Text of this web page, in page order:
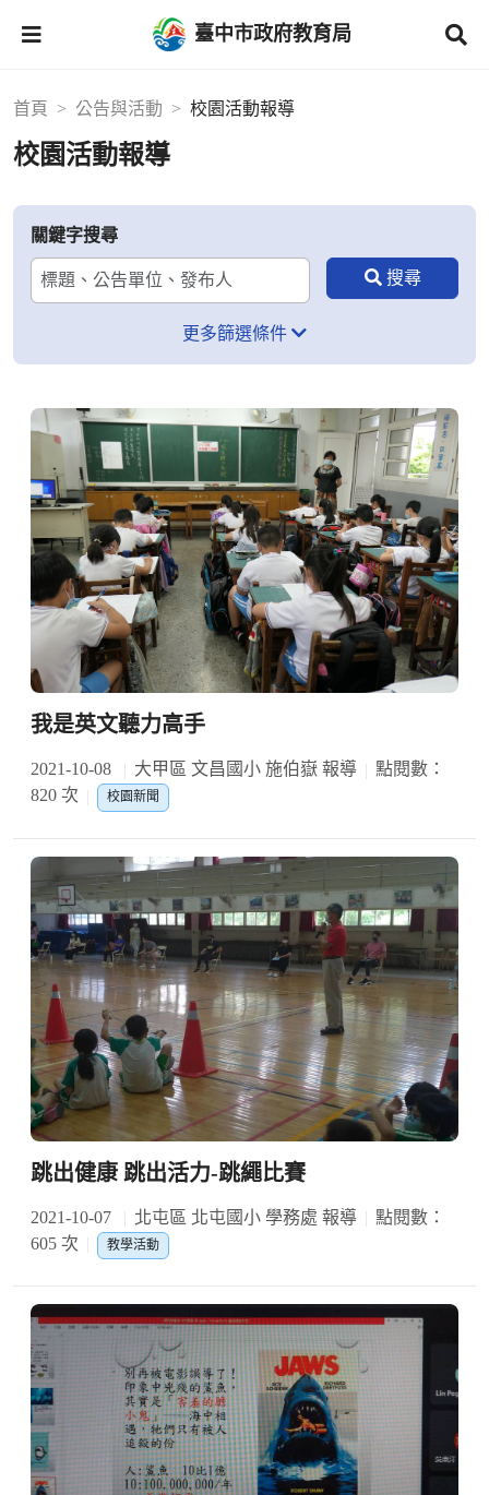
臺中市政府教育局
首頁 公告與活動 校園活動報導
校園活動報導
關鍵字搜尋
更多篩選條件
我是英文聽力高手
2021-10-08 大甲區 文昌國小 施伯嶽 報導
點閱數：
820 次
校園新聞
跳出健康 跳出活力-跳繩比賽
2021-10-07 北屯區 北屯國小 學務處 報導
點閱數：
605 次
教學活動